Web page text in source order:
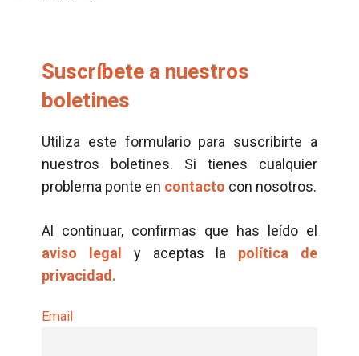
Suscríbete a nuestros
boletines
Utiliza este formulario para suscribirte a
nuestros boletines. Si tienes cualquier
problema ponte en contacto con nosotros.
Al continuar, confirmas que has leído el
aviso legal
y aceptas la política de
privacidad.
Email